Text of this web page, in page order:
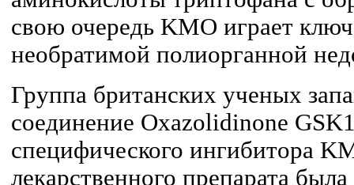
свою очередь KMO играет
необратимой полиорганной
Группа британских ученых
соединение Oxazolidinone
специфического ингибитора
лекарственного препарата